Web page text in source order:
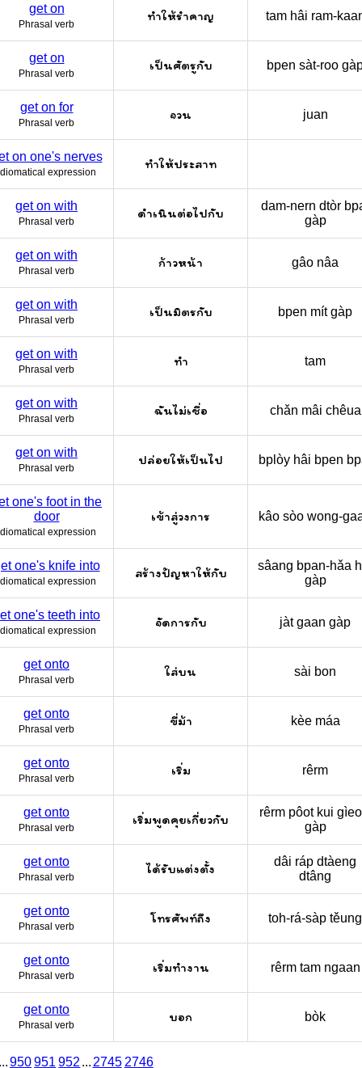
get on
Phrasal verb
ทำให้รำคาญ tam hâi ram-
get on
Phrasal verb
เป็นศัตรูกับ bpen sàt-roo
get on for
Phrasal verb
จวน juan
on one's nerves
expression
ทำให้ประสาท
get on with
Phrasal verb
ดำเนินต่อไปกับ
dam-nern dtòr
gàp
get on with
Phrasal verb
ก้าวหน้า gâo nâa
get on with
Phrasal verb
เป็นมิตรกับ bpen mít gàp
get on with
Phrasal verb
ทำ tam
get on with
Phrasal verb
ฉันไม่เชื่อ chǎn mâi chêua
get on with
Phrasal verb
ปล่อยให้เป็นไป bplòy hâi bpen
one's foot in the
door
expression
เข้าสู่วงการ kâo sòo wong-
one's knife into
expression
สร้างปัญหาให้กับ
sâang bpan-hǎa
gàp
one's teeth into
expression
จัดการกับ jàt gaan gàp
get onto
Phrasal verb
ใส่บน sài bon
get onto
Phrasal verb
ขี่ม้า kèe máa
get onto
Phrasal verb
เริ่ม rêrm
get onto
Phrasal verb
เริ่มพูดคุยเกี่ยวกับ
rêrm pôot kui
gàp
get onto
Phrasal verb
ได้รับแต่งตั้ง
dâi ráp dtàeng
dtâng
get onto
Phrasal verb
โทรศัพท์ถึง toh-rá-sàp těung
get onto
Phrasal verb
เริ่มทำงาน rêrm tam ngaan
get onto
Phrasal verb
บอก bòk
950951 952 ... 2745 2746